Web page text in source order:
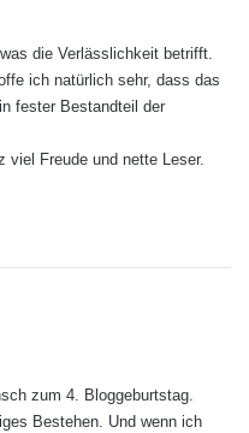
die Verlässlichkeit betrifft.
ich natürlich sehr, dass das
fester Bestandteil der
viel Freude und nette Leser.
zum 4. Bloggeburtstag.
Bestehen. Und wenn ich